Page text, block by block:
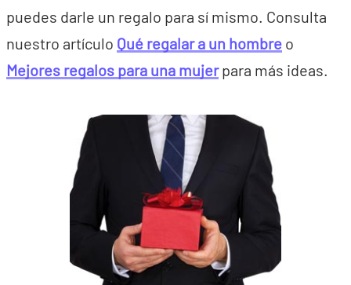
puedes darle un regalo para sí mismo. Consulta
nuestro artículo Qué regalar a un hombre o
Mejores regalos para una mujerpara más ideas.